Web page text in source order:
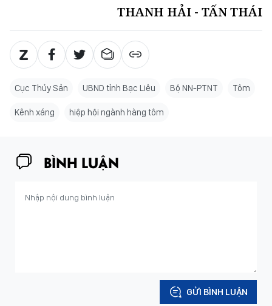
THANH HẢI - TẤN THÁI
Cục Thủy Sản UBND tỉnh Bạc Liêu Bộ NN-PTNT Tôm
Kênh xáng hiệp hội ngành hàng tôm
BÌNH LUẬN
GỬI BÌNH LUẬN